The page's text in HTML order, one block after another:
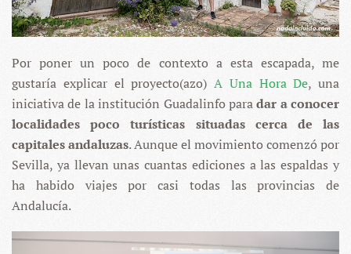
Por poner un poco de contexto a esta escapada, me
gustaría explicar el proyecto(azo) A Una Hora De, una
iniciativa de la institución Guadalinfo paradar a conocer
localidades poco turísticas situadas cerca de las
capitales andaluzas. Aunque el movimiento comenzó por
Sevilla, ya llevan unas cuantas ediciones a las espaldas y
ha habido viajes por casi todas las provincias de
Andalucía.